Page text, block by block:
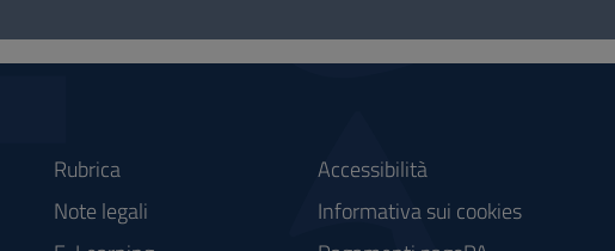
Rubrica
Note legali
Accessibilità
Informativa sui cookies